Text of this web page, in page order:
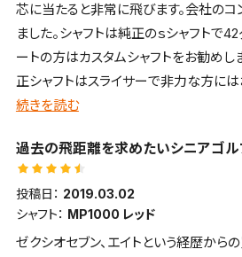
芯に当たると非常に飛びます。会社のコ
ました。シャフトは純正のｓシャフトで
ートの方はカスタムシャフトをお勧めし
正シャフトはスライサーで非力な方には
ブだと思います。
続きを読む
過去の飛距離を求めたいシニアゴル
投稿日： 2019.03.02
シャフト： MP1000 レッド
ゼクシオセブン、エイトという経歴から